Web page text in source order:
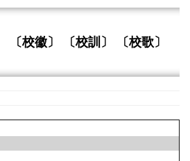
〔校徽〕 〔校訓〕 〔校歌〕